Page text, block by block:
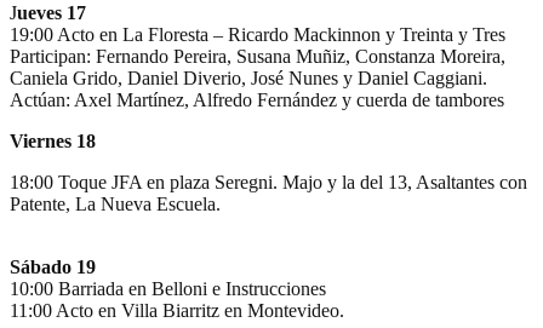
Jueves 17
19:00 Acto en La Floresta – Ricardo Mackinnon y Treinta y Tres
Participan: Fernando Pereira, Susana Muñiz, Constanza Moreira,
Caniela Grido, Daniel Diverio, José Nunes y Daniel Caggiani.
Actúan: Axel Martínez, Alfredo Fernández y cuerda de tambores
Viernes 18
18:00 Toque JFA en plaza Seregni. Majo y la del 13, Asaltantes con
Patente, La Nueva Escuela.
Sábado 19
10:00 Barriada en Belloni e Instrucciones
11:00 Acto en Villa Biarritz en Montevideo.